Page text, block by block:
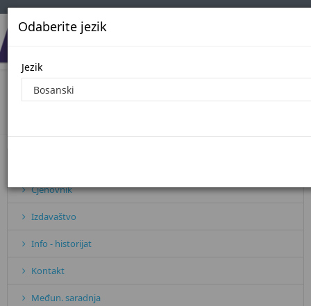
Odaberite jezik
Jezik
Javne nabavke - 2022. godina
Cjenovnik
Izdavaštvo
Info - historijat
Kontakt
Međun. saradnja